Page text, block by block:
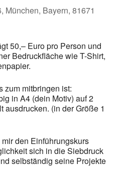
München, Bayern, 81671
50,– Euro pro Person und
Bedruckfläche wie T-Shirt,
zum mitbringen ist:
in A4 (dein Motiv) auf 2
ausdrucken. (in der Größe 1
den Einführungskurs
sich in die Siebdruck
selbständig seine Projekte